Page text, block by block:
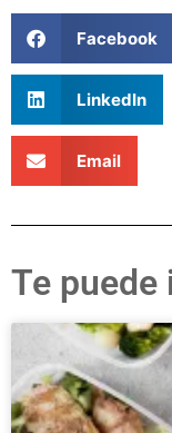
Facebook
LinkedIn
Email
Te puede